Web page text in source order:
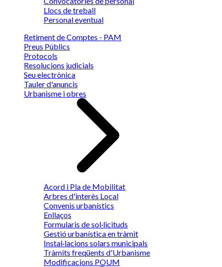
Llocs de treball
Personal eventual
Retiment de Comptes - PAM
Preus Públics
Protocols
Resolucions judicials
Seu electrònica
Tauler d'anuncis
Urbanisme i obres
Acord i Pla de Mobilitat
Arbres d'interès Local
Convenis urbanístics
Enllaços
Formularis de sol·licituds
Gestió urbanística en tràmit
Instal·lacions solars municipals
Tràmits freqüents d'Urbanisme
Modificacions POUM